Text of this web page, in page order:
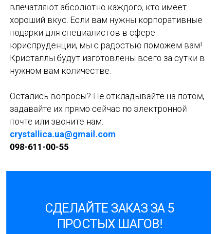
впечатляют абсолютно каждого, кто имеет
хороший вкус. Если вам нужны корпоративные
подарки для специалистов в сфере
юриспруденции, мы с радостью поможем вам!
Кристаллы будут изготовлены всего за сутки в
нужном вам количестве.
Остались вопросы? Не откладывайте на потом,
задавайте их прямо сейчас по электронной
почте или звоните нам:
crystallica.ua@gmail.com
098-611-00-55
СДЕЛАЙТЕ ЗАКАЗ ЗА 5
ПРОСТЫХ ШАГОВ!